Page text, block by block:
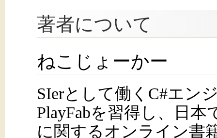
著者について
ねこじょーかー
SIerとして働くC#エン
PlayFabを習得し、日本
に関するオンライン書